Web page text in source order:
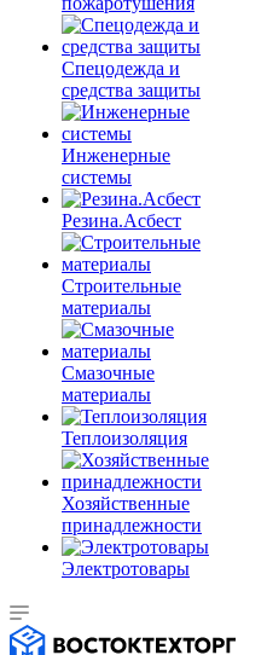
Спецодежда и
средства защиты
Инженерные
системы
Резина.Асбест
Строительные
материалы
Смазочные
материалы
Теплоизоляция
Хозяйственные
принадлежности
Электротовары